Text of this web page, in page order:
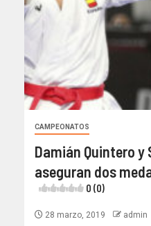
CAMPEONATOS
Damián Quintero y
aseguran dos
0 (0)
28 marzo, 2019 admin